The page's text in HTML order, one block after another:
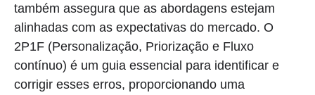
também assegura que as abordagens estejam
alinhadas com as expectativas do mercado. O
2P1F (Personalização, Priorização e Fluxo
contínuo) é um guia essencial para identificar e
corrigir esses erros, proporcionando uma